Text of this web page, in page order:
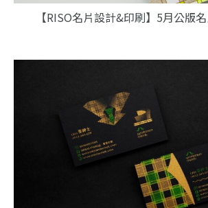
【RISO名片設計&印刷】5月公版